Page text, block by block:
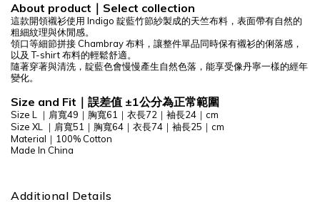
About product ｜ Select collection
這款開領襯衫使用 Indigo 靛藍竹節紗製成的天竺布料，表面帶有自然的
粗細紋理與休閒感。
領口等細節拼接 Chambray 布料，讓整件單品同時保有襯衫的俐落感，
以及 T-shirt 布料的輕鬆舒適。
隨著穿著與清洗，靛藍色會慢慢產生自然色落，能享受像丹寧一樣的經年
變化。
Size and Fit ｜ 誤差值 ±1公分為正常範圍
Size L ｜肩寬49｜胸寬61｜衣長72｜袖長24｜cm
Size XL ｜肩寬51｜胸寬64｜衣長74｜袖長25｜cm
Material｜100% Cotton
Made In China
Additional Details